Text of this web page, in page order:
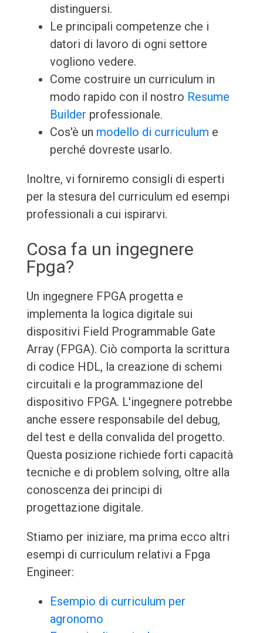
distinguersi.
Le principali competenze che i
datori di lavoro di ogni settore
vogliono vedere.
Come costruire un curriculum in
modo rapido con il nostro Resume
Builder professionale.
Cos'è un modello di curriculum e
perché dovreste usarlo.
Inoltre, vi forniremo consigli di esperti
per la stesura del curriculum ed esempi
professionali a cui ispirarvi.
Cosa fa un ingegnere
Fpga?
Un ingegnere FPGA progetta e
implementa la logica digitale sui
dispositivi Field Programmable Gate
Array (FPGA). Ciò comporta la scrittura
di codice HDL, la creazione di schemi
circuitali e la programmazione del
dispositivo FPGA. L'ingegnere potrebbe
anche essere responsabile del debug,
del test e della convalida del progetto.
Questa posizione richiede forti capacità
tecniche e di problem solving, oltre alla
conoscenza dei principi di
progettazione digitale.
Stiamo per iniziare, ma prima ecco altri
esempi di curriculum relativi a Fpga
Engineer:
Esempio di curriculum per
agronomo